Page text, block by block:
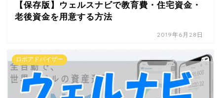
【保存版】ウェルスナビで教育費・住宅資金・
老後資金を用意する方法
2019年6月28日
ロボアドバイザー